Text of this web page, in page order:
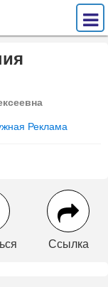
Реклама
Ссылка